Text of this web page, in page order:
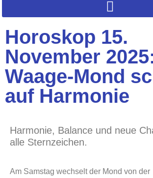
Horoskop 15.
November
Waage-Mond
auf Harmonie
Harmonie, Balance und neue
alle Sternzeichen.
Am Samstag wechselt der Mond von der